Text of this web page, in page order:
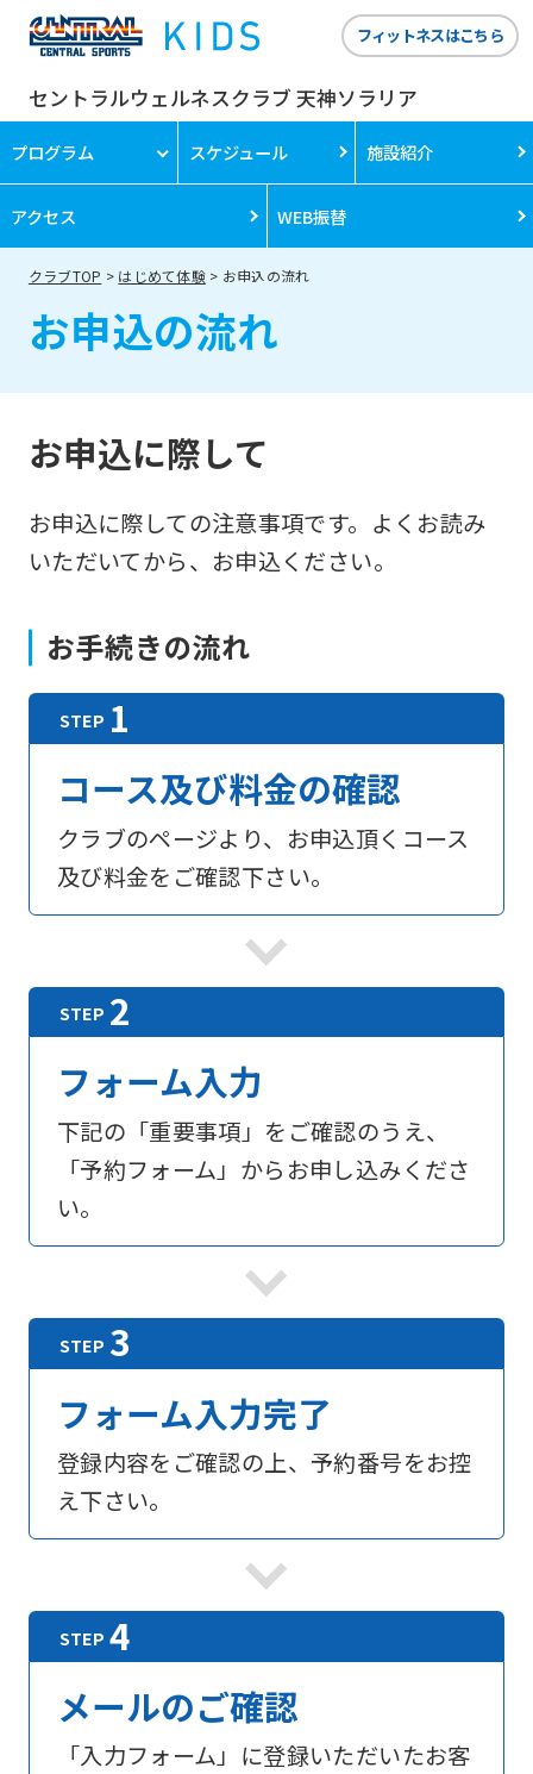
セントラルウェルネスクラブ 天神ソラリア
フィットネスはこちら
プログラム スケジュール 施設紹介
アクセス WEB振替
クラブTOP はじめて体験 お申込の流れ
お申込の流れ
お申込に際して
お申込に際しての注意事項です。よくお読み
いただいてから、お申込ください。
お手続きの流れ
コース及び料金の確認
クラブのページより、お申込頂くコース
及び料金をご確認下さい。
フォーム入力
下記の「重要事項」をご確認のうえ、
「予約フォーム」からお申し込みくださ
い。
フォーム入力完了
登録内容をご確認の上、予約番号をお控
え下さい。
メールのご確認
「入力フォーム」に登録いただいたお客